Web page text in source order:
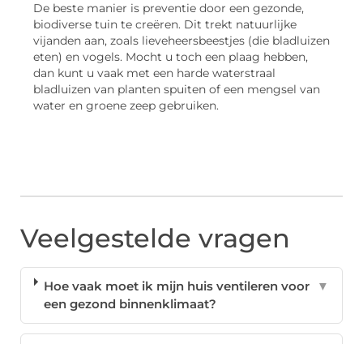
De beste manier is preventie door een gezonde,
biodiverse tuin te creëren. Dit trekt natuurlijke
vijanden aan, zoals lieveheersbeestjes (die bladluizen
eten) en vogels. Mocht u toch een plaag hebben,
dan kunt u vaak met een harde waterstraal
bladluizen van planten spuiten of een mengsel van
water en groene zeep gebruiken.
Veelgestelde vragen
Hoe vaak moet ik mijn huis ventileren voor
een gezond binnenklimaat?
▼